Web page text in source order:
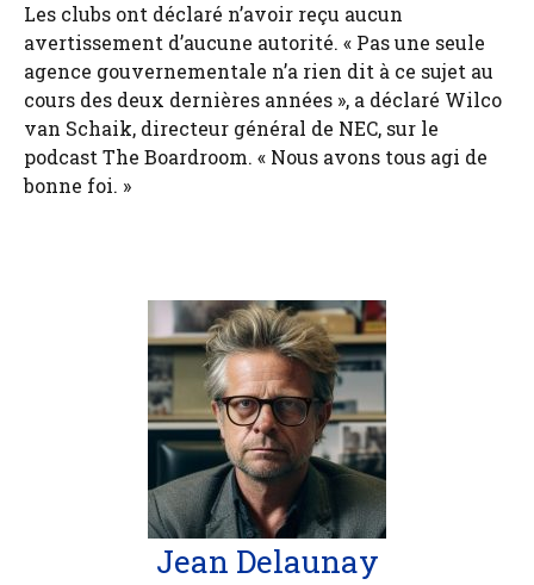
Les clubs ont déclaré n’avoir reçu aucun
avertissement d’aucune autorité. « Pas une seule
agence gouvernementale n’a rien dit à ce sujet au
cours des deux dernières années », a déclaré Wilco
van Schaik, directeur général de NEC, sur le
podcast The Boardroom. « Nous avons tous agi de
bonne foi. »
Jean Delaunay